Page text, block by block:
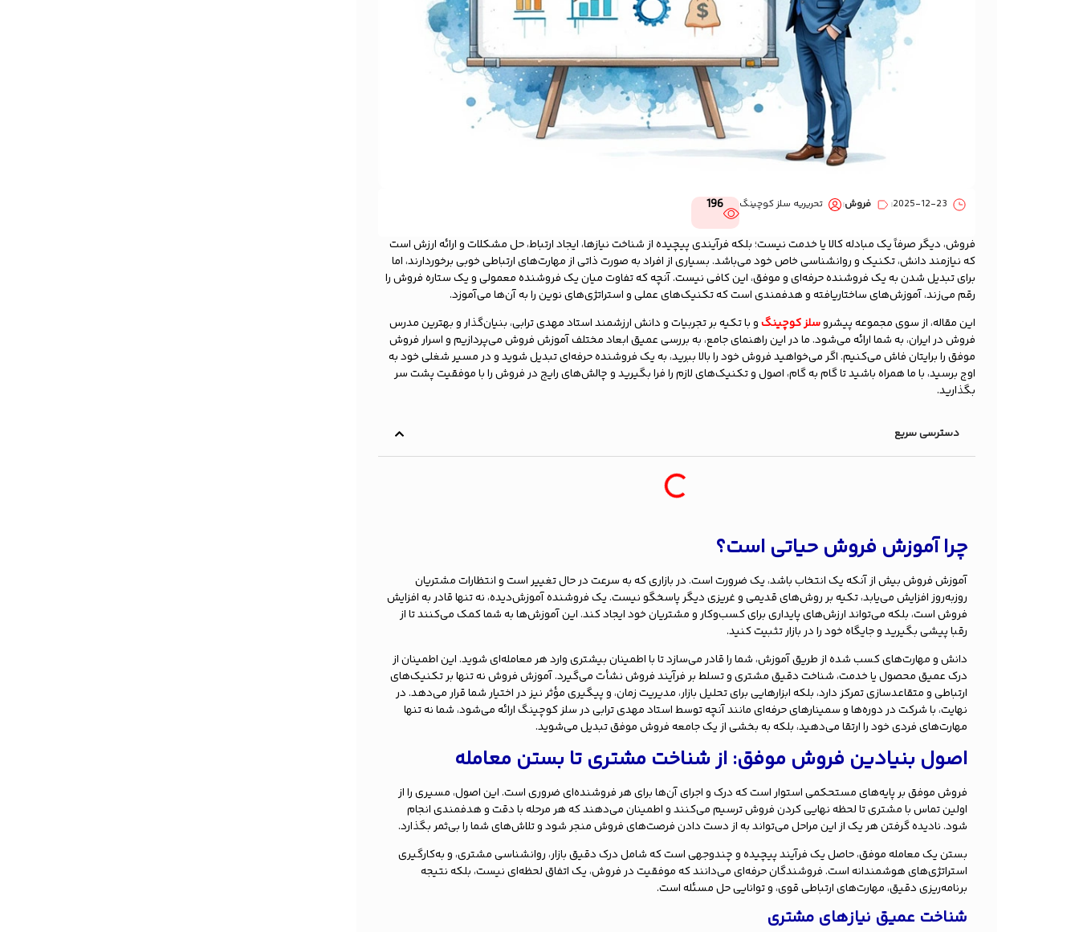
2025-12-23 فروش تحریریه سلز کوچینگ 196
فروش، دیگر صرفاً یک مبادله کالا یا خدمت نیست؛ بلکه فرآیندی پیچیده از شناخت نیازها، ایجاد ارتباط، حل مشکلات و ارائه ارزش است
که نیازمند دانش، تکنیک و روانشناسی خاص خود می‌باشد. بسیاری از افراد به صورت ذاتی از مهارت‌های ارتباطی خوبی برخوردارند، اما
برای تبدیل شدن به یک فروشنده حرفه‌ای و موفق، این کافی نیست. آنچه که تفاوت میان یک فروشنده معمولی و یک ستاره فروش را
رقم می‌زند، آموزش‌های ساختاریافته و هدفمندی است که تکنیک‌های عملی و استراتژی‌های نوین را به آن‌ها می‌آموزد.
این مقاله، از سوی مجموعه پیشروسلز کوچینگو با تکیه بر تجربیات و دانش ارزشمند استاد مهدی ترابی، بنیان‌گذار و بهترین مدرس
فروش در ایران، به شما ارائه می‌شود. ما در این راهنمای جامع، به بررسی عمیق ابعاد مختلف آموزش فروش می‌پردازیم و اسرار فروش
موفق را برایتان فاش می‌کنیم. اگر می‌خواهید فروش خود را بالا ببرید، به یک فروشنده حرفه‌ای تبدیل شوید و در مسیر شغلی خود به
اوج برسید، با ما همراه باشید تا گام به گام، اصول و تکنیک‌های لازم را فرا بگیرید و چالش‌های رایج در فروش را با موفقیت پشت سر
بگذارید.
دسترسی سریع
چرا آموزش فروش حیاتی است؟
آموزش فروش بیش از آنکه یک انتخاب باشد، یک ضرورت است. در بازاری که به سرعت در حال تغییر است و انتظارات مشتریان
روزبه‌روز افزایش می‌یابد، تکیه بر روش‌های قدیمی و غریزی دیگر پاسخگو نیست. یک فروشنده آموزش‌دیده، نه تنها قادر به افزایش
فروش است، بلکه می‌تواند ارزش‌های پایداری برای کسب‌وکار و مشتریان خود ایجاد کند. این آموزش‌ها به شما کمک می‌کنند تا از
رقبا پیشی بگیرید و جایگاه خود را در بازار تثبیت کنید.
دانش و مهارت‌های کسب شده از طریق آموزش، شما را قادر می‌سازد تا با اطمینان بیشتری وارد هر معامله‌ای شوید. این اطمینان از
درک عمیق محصول یا خدمت، شناخت دقیق مشتری و تسلط بر فرآیند فروش نشأت می‌گیرد. آموزش فروش نه تنها بر تکنیک‌های
ارتباطی و متقاعدسازی تمرکز دارد، بلکه ابزارهایی برای تحلیل بازار، مدیریت زمان، و پیگیری مؤثر نیز در اختیار شما قرار می‌دهد. در
نهایت، با شرکت در دوره‌ها و سمینارهای حرفه‌ای مانند آنچه توسط استاد مهدی ترابی در سلز کوچینگ ارائه می‌شود، شما نه تنها
مهارت‌های فردی خود را ارتقا می‌دهید، بلکه به بخشی از یک جامعه فروش موفق تبدیل می‌شوید.
اصول بنیادین فروش موفق: از شناخت مشتری تا بستن معامله
فروش موفق بر پایه‌های مستحکمی استوار است که درک و اجرای آن‌ها برای هر فروشنده‌ای ضروری است. این اصول، مسیری را از
اولین تماس با مشتری تا لحظه نهایی کردن فروش ترسیم می‌کنند و اطمینان می‌دهند که هر مرحله با دقت و هدفمندی انجام
شود. نادیده گرفتن هر یک از این مراحل می‌تواند به از دست دادن فرصت‌های فروش منجر شود و تلاش‌های شما را بی‌ثمر بگذارد.
بستن یک معامله موفق، حاصل یک فرآیند پیچیده و چندوجهی است که شامل درک دقیق بازار، روانشناسی مشتری، و به‌کارگیری
استراتژی‌های هوشمندانه است. فروشندگان حرفه‌ای می‌دانند که موفقیت در فروش، یک اتفاق لحظه‌ای نیست، بلکه نتیجه
برنامه‌ریزی دقیق، مهارت‌های ارتباطی قوی، و توانایی حل مسئله است.
شناخت عمیق نیازهای مشتری